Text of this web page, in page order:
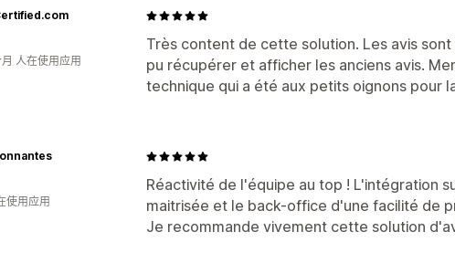
Très content de cette solution. Les avis
pu récupérer et afficher les anciens avis.
technique qui a été aux petits oignons pour
人在使用应用
Réactivité de l'équipe au top ! L'intégration
maitrisée et le back-office d'une facilité de
Je recommande vivement cette solution
使用应用